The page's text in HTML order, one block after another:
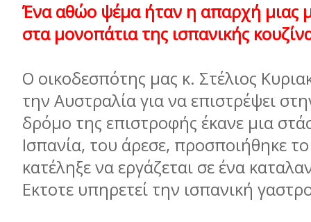
Ένα αθώο ψέμα ήταν η απαρχή μιας
στα μονοπάτια της ισπανικής
Ο οικοδεσπότης μας κ. Στέλιος
την Αυστραλία για να επιστρέψει
δρόμο της επιστροφής έκανε μια
Ισπανία, του άρεσε, προσποιήθηκε
κατέληξε να εργάζεται σε ένα
Εκτοτε υπηρετεί την ισπανική